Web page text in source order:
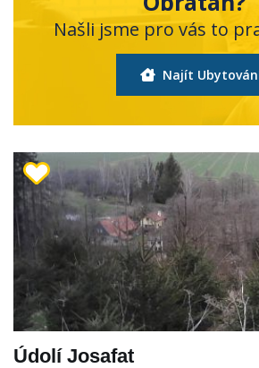
Našli jsme pro vás to
Najít
Údolí Josafat